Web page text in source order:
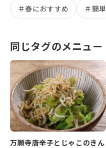
＃春におすすめ ＃簡単
同じタグのメニュー
万願寺唐辛子とじゃこのきん